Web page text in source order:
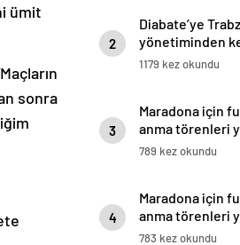
ümit
sonra
2
Diabate’ye
yönetiminden
1179 kez okundu
3
Maradona için
anma törenleri
789 kez okundu
4
Maradona için
anma törenleri
783 kez okundu